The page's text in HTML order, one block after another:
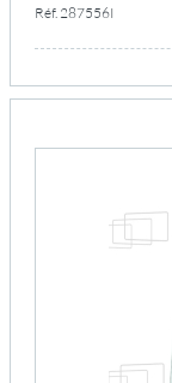
Réf. 287556I